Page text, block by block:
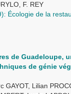
F. REY
Écologie de la
de Guadeloupe,
de génie
GAYOT, Lilian